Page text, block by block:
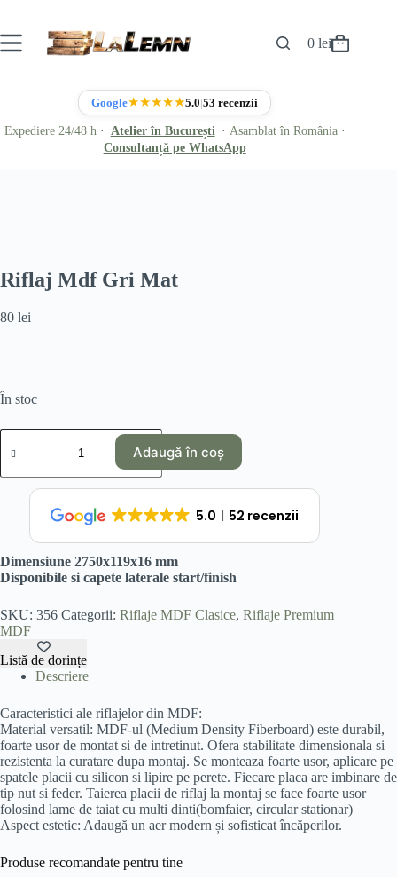
conținut
Coș
0lei
Google★★★★★5.0|53 recenzii
Expediere 24/48 h· Atelier în București · Asamblat în România·
Consultanță pe WhatsApp
Riflaj Mdf Gri Mat
80 lei
5.0 52 recenzii
Dimensiune 2750x119x16 mm
Disponibile si capete laterale start/finish
În stoc
Cantitate
Riflaj
Gri
Adaugă în coș
SKU: 356 Categorii: Riflaje MDF Clasice, Riflaje Premium
MDF
Listă de dorințe
Descriere
Caracteristici ale riflajelor din MDF:
Material versatil: MDF-ul (Medium Density Fiberboard) este durabil,
foarte usor de montat si de intretinut. Ofera stabilitate dimensionala si
rezistenta la curatare dupa montaj. Se monteaza foarte usor, aplicare pe
spatele placii cu silicon si lipire pe perete. Fiecare placa are imbinare de
tip nut si feder. Taierea placii de riflaj la montaj se face foarte usor
folosind lame de taiat cu multi dinti(bomfaier, circular stationar)
Aspect estetic: Adaugă un aer modern și sofisticat încăperilor.
Produse recomandate pentru tine